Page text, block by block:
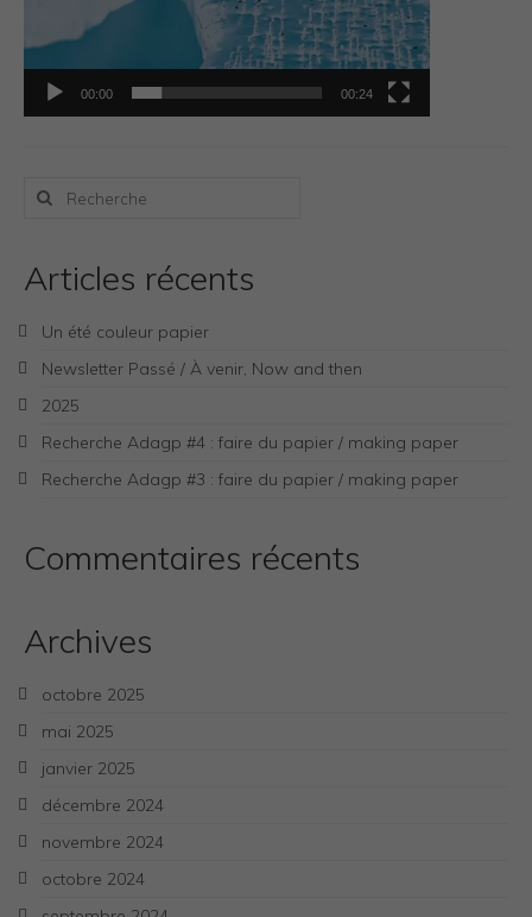
00:00 00:24
Rechercher
Articles récents
Un été couleur papier
Newsletter Passé / À venir, Now and then
2025
Recherche Adagp #4 : faire du papier / making paper
Recherche Adagp #3 : faire du papier / making paper
Commentaires récents
Archives
octobre 2025
mai 2025
janvier 2025
décembre 2024
novembre 2024
octobre 2024